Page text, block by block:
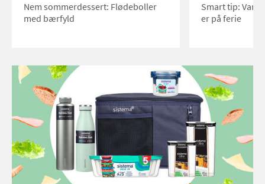
Nem sommerdessert: Flødeboller
med bærfyld
Smart tip:
er på ferie